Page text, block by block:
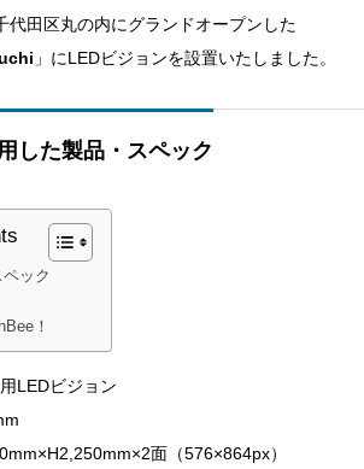
代田区丸の内にグランドオープンした
」にLEDビジョンを設置いたしました。
した製品・スペック
ック
！
LEDビジョン
面（576×864px）